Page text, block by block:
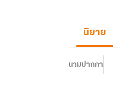
นิยาย
นามปากกา